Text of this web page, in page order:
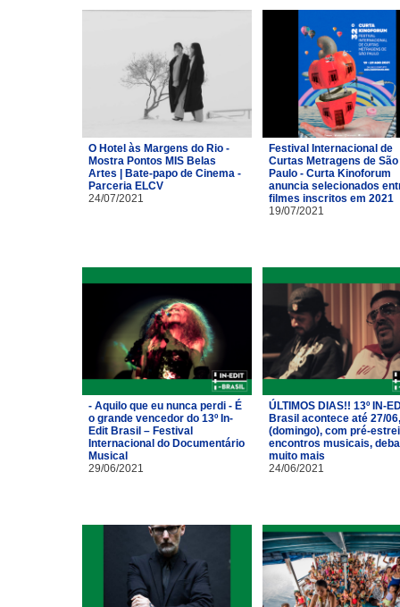
O Hotel às Margens do Rio -
Mostra Pontos MIS Belas
Artes | Bate-papo de Cinema -
Parceria ELCV
24/07/2021
Festival Internacional de
Curtas Metragens de São
Paulo - Curta Kinoforum
anuncia selecionados
filmes inscritos em 2021
19/07/2021
- Aquilo que eu nunca perdi - É
o grande vencedor do 13º In-
Edit Brasil – Festival
Internacional do Documentário
Musical
29/06/2021
ÚLTIMOS DIAS!! 13º IN-
Brasil acontece até 27/06,
(domingo), com pré-
encontros musicais,
muito mais
24/06/2021